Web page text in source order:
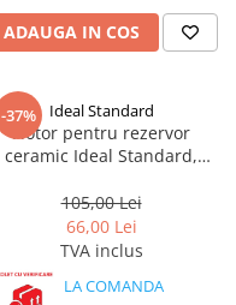
ADAUGA IN COS
-37% Ideal Standard
Flotor pentru rezervor
ceramic Ideal Standard,
105,00 Lei
66,00 Lei
TVA inclus
LA COMANDA